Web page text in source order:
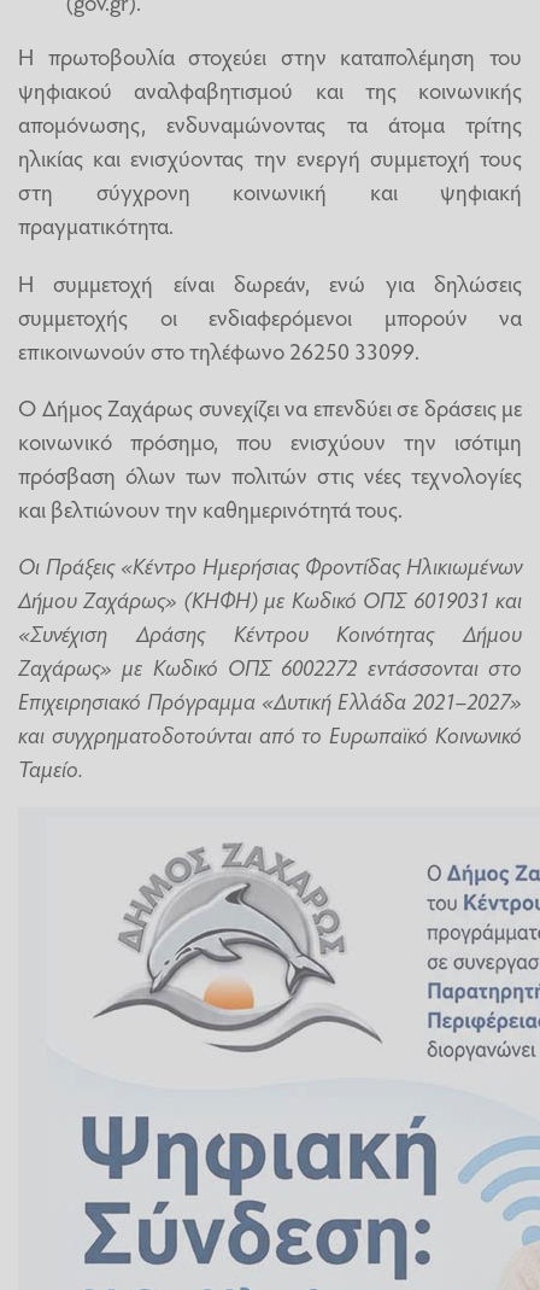
Η πρωτοβουλία στοχεύει στην καταπολέμηση του
ψηφιακού αναλφαβητισμού και της κοινωνικής
απομόνωσης, ενδυναμώνοντας τα άτομα τρίτης
ηλικίας και ενισχύοντας την ενεργή συμμετοχή τους
στη σύγχρονη κοινωνική και ψηφιακή
πραγματικότητα.
Η συμμετοχή είναι δωρεάν, ενώ για δηλώσεις
συμμετοχής οι ενδιαφερόμενοι μπορούν να
επικοινωνούν στο τηλέφωνο 26250 33099.
Ο Δήμος Ζαχάρως συνεχίζει να επενδύει σε δράσεις με
κοινωνικό πρόσημο, που ενισχύουν την ισότιμη
πρόσβαση όλων των πολιτών στις νέες τεχνολογίες
και βελτιώνουν την καθημερινότητά τους.
Οι Πράξεις «Κέντρο Ημερήσιας Φροντίδας Ηλικιωμένων
Δήμου Ζαχάρως» (ΚΗΦΗ) με Κωδικό ΟΠΣ 6019031 και
«Συνέχιση Δράσης Κέντρου Κοινότητας Δήμου
Ζαχάρως» με Κωδικό ΟΠΣ 6002272 εντάσσονται στο
Επιχειρησιακό Πρόγραμμα «Δυτική Ελλάδα 2021–2027»
και συγχρηματοδοτούνται από το Ευρωπαϊκό Κοινωνικό
Ταμείο.